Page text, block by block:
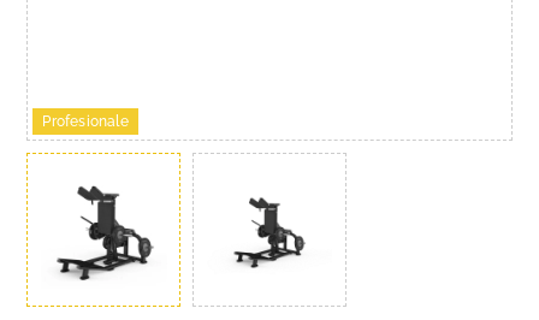
Profesionale